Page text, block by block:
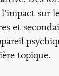
sur
et
topique.